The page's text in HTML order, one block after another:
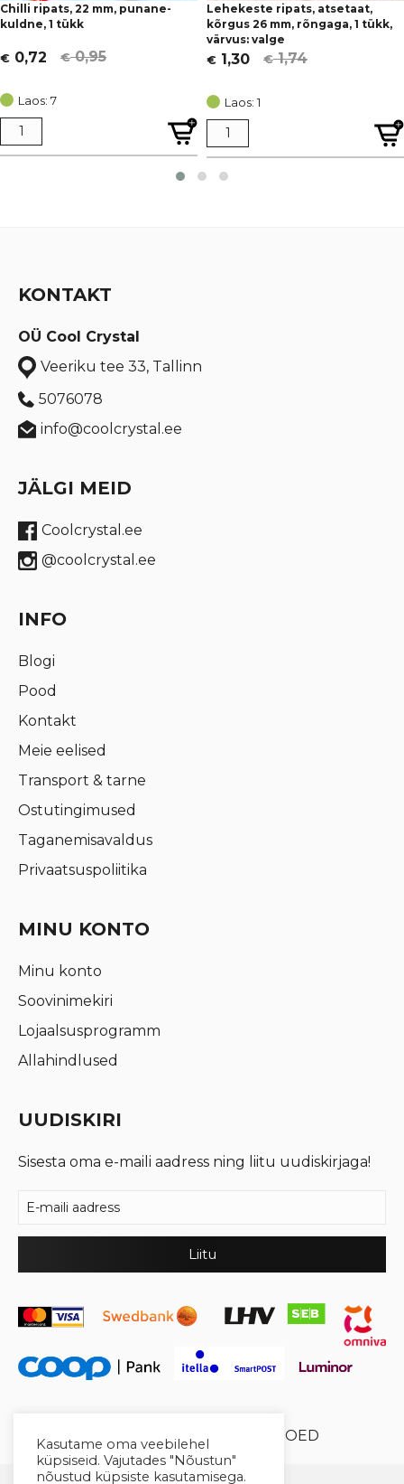
Chilli ripats, 22 mm, punane-
kuldne, 1 tükk
€0,95
Algne
oli:
€ 0,95.
€ 0,72
Current
is:
€ 0,72.
Laos: 7
Lehekeste ripats, atsetaat,
kõrgus 26 mm, rõngaga, 1 tükk,
värvus: valge
€1,74
Algne
oli:
€ 1,74.
€ 1,30
Current
is:
€ 1,30.
Laos: 1
KONTAKT
OÜ Cool Crystal
Veeriku tee 33, Tallinn
5076078
info@coolcrystal.ee
JÄLGI MEID
Coolcrystal.ee
@coolcrystal.ee
INFO
Blogi
Pood
Kontakt
Meie eelised
Transport & tarne
Ostutingimused
Taganemisavaldus
Privaatsuspoliitika
MINU KONTO
Minu konto
Soovinimekiri
Lojaalsusprogramm
Allahindlused
UUDISKIRI
Sisesta oma e-maili aadress ning liitu uudiskirjaga!
© 2026 Cool Crystal OÜ // XYSUM E-POED
Kasutame oma veebilehel
küpsiseid. Vajutades "Nõustun"
nõustud küpsiste kasutamisega.